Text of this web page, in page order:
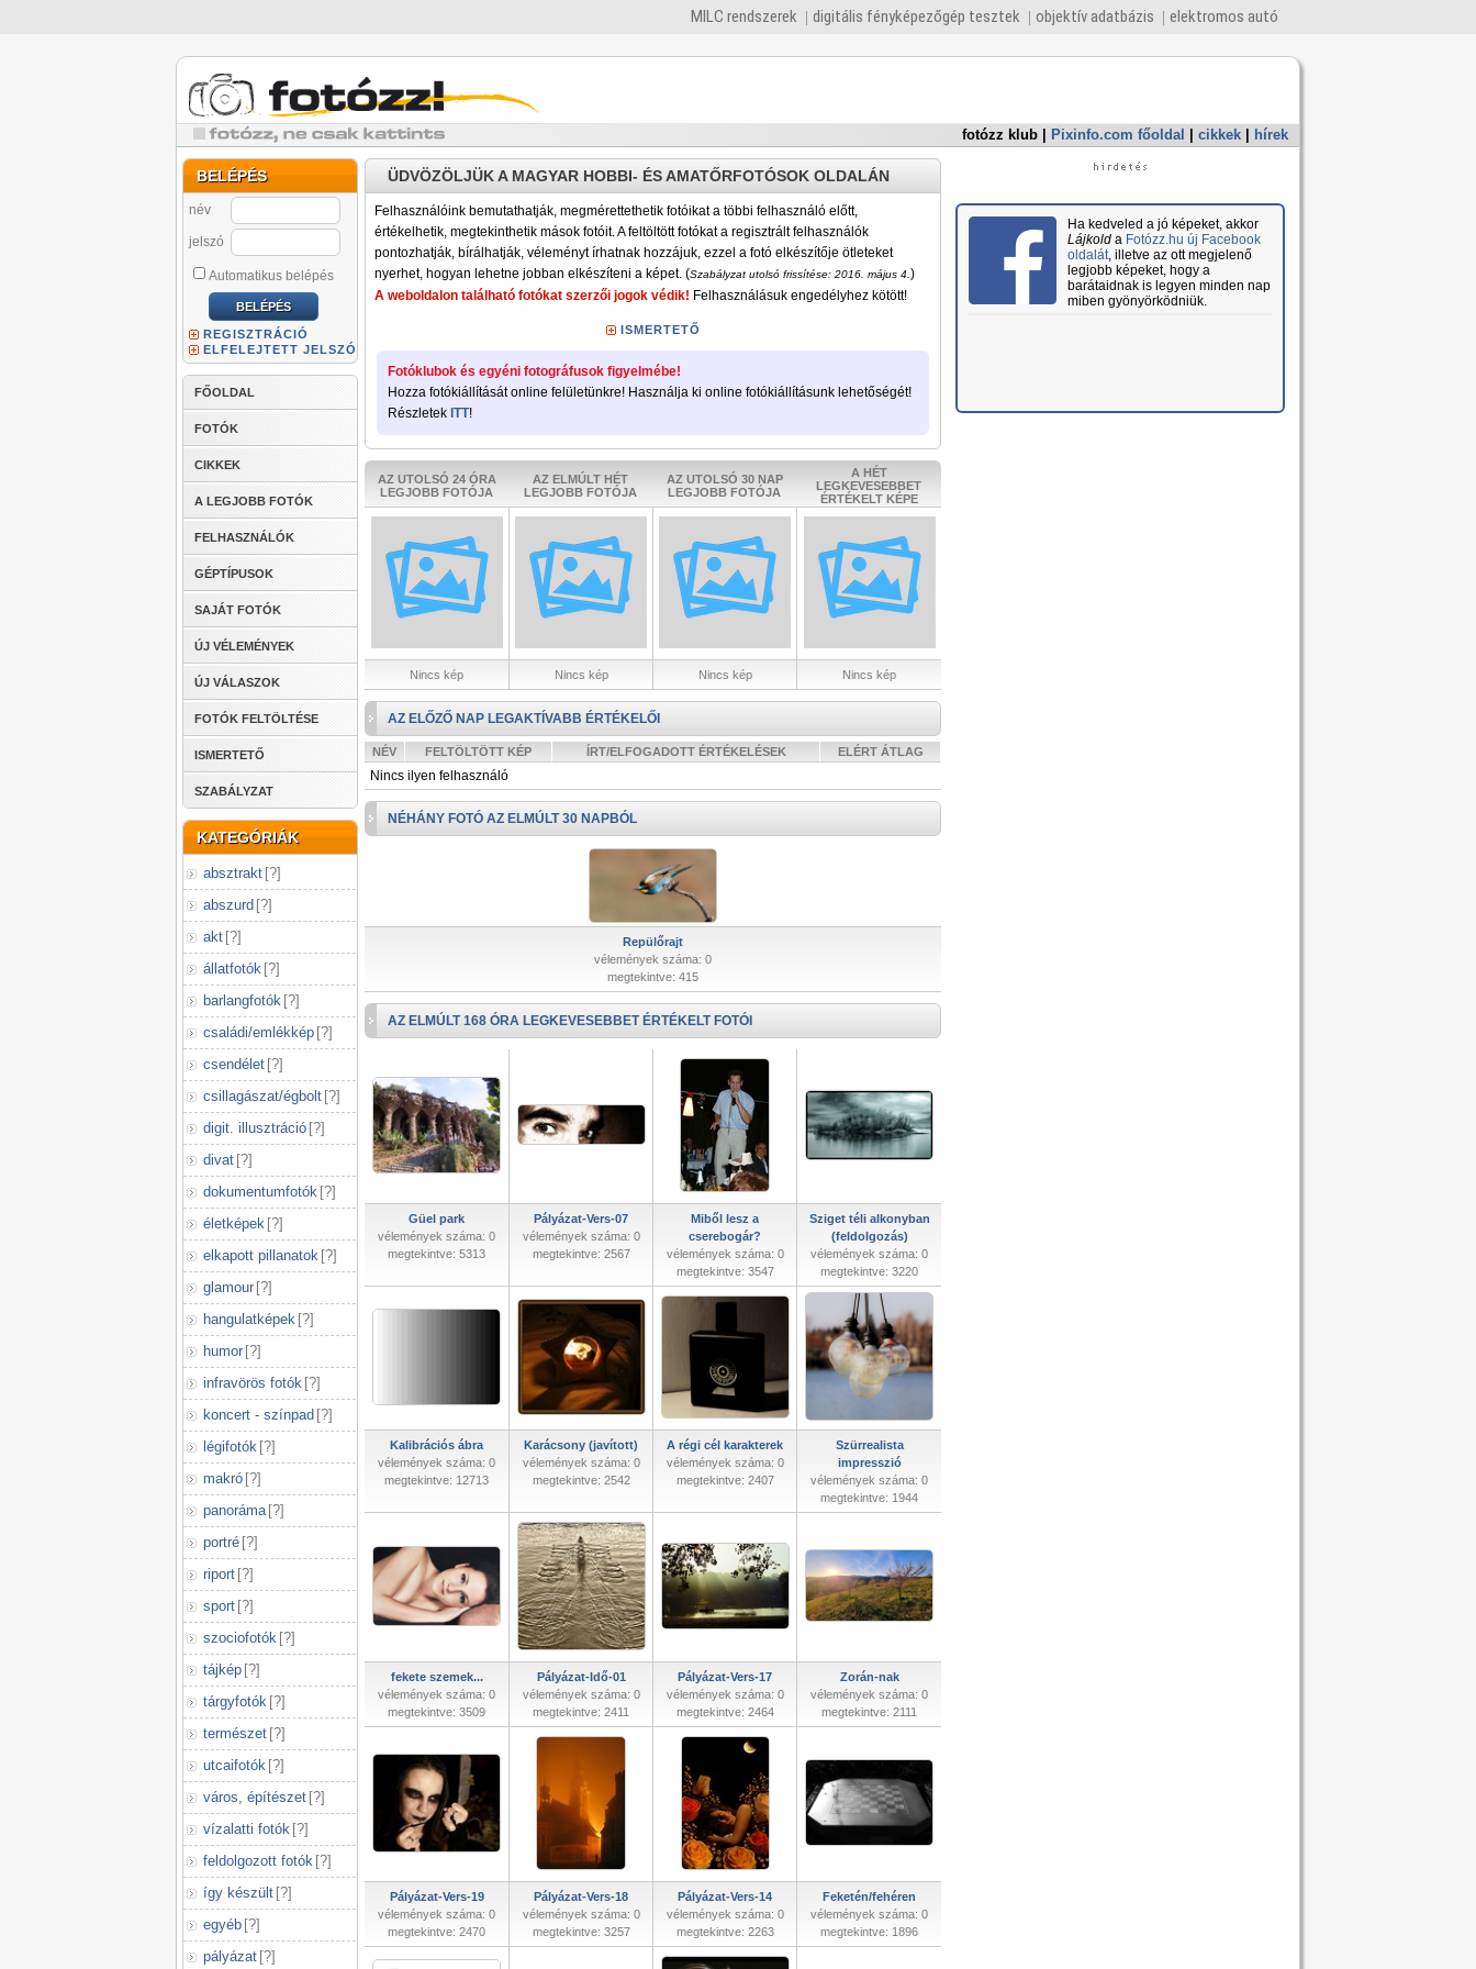
MILC rendszerek digitális fényképezőgép tesztek objektív adatbázis elektromos autó
fotózz klub Pixinfo.com főoldal cikkek hírek
BELÉPÉS
név
jelszó
Automatikus belépés
REGISZTRÁCIÓ
ELFELEJTETT JELSZÓ
FŐOLDAL
FOTÓK
CIKKEK
A LEGJOBB FOTÓK
FELHASZNÁLÓK
GÉPTÍPUSOK
SAJÁT FOTÓK
ÚJ VÉLEMÉNYEK
ÚJ VÁLASZOK
FOTÓK FELTÖLTÉSE
ISMERTETŐ
SZABÁLYZAT
KATEGÓRIÁK
absztrakt [?]
abszurd [?]
akt [?]
állatfotók [?]
barlangfotók [?]
családi/emlékkép [?]
csendélet [?]
csillagászat/égbolt [?]
digit. illusztráció [?]
divat [?]
dokumentumfotók [?]
életképek [?]
elkapott pillanatok [?]
glamour [?]
hangulatképek [?]
humor [?]
infravörös fotók [?]
koncert - színpad [?]
légifotók [?]
makró [?]
panoráma [?]
portré [?]
riport [?]
sport [?]
szociofotók [?]
tájkép [?]
tárgyfotók [?]
természet [?]
utcaifotók [?]
város, építészet [?]
vízalatti fotók [?]
feldolgozott fotók [?]
így készült [?]
egyéb [?]
pályázat [?]
ÜDVÖZÖLJÜK A MAGYAR HOBBI- ÉS AMATŐRFOTÓSOK OLDALÁN
Felhasználóink bemutathatják, megmérettethetik fotóikat a többi felhasználó előtt,
értékelhetik, megtekinthetik mások fotóit. A feltöltött fotókat a regisztrált felhasználók
pontozhatják, bírálhatják, véleményt írhatnak hozzájuk, ezzel a fotó elkészítője ötleteket
nyerhet, hogyan lehetne jobban elkészíteni a képet. (Szabályzat utolsó frissítése: 2016. május 4. )
A weboldalon található fotókat szerzői jogok védik! Felhasználásuk engedélyhez kötött!
ISMERTETŐ
Fotóklubok és egyéni fotográfusok figyelmébe!
Hozza fotókiállítását online felületünkre! Használja ki online fotókiállításunk lehetőségét!
Részletek ITT!
AZ UTOLSÓ 24 ÓRA
LEGJOBB FOTÓJA
AZ ELMÚLT HÉT
LEGJOBB FOTÓJA
AZ UTOLSÓ 30 NAP
LEGJOBB FOTÓJA
A HÉT
LEGKEVESEBBET
ÉRTÉKELT KÉPE
Nincs kép Nincs kép Nincs kép Nincs kép
AZ ELŐZŐ NAP LEGAKTÍVABB ÉRTÉKELŐI
NÉV FELTÖLTÖTT KÉP ÍRT/ELFOGADOTT ÉRTÉKELÉSEK ELÉRT ÁTLAG
Nincs ilyen felhasználó
NÉHÁNY FOTÓ AZ ELMÚLT 30 NAPBÓL
Repülőrajt
vélemények száma: 0
megtekintve: 415
AZ ELMÚLT 168 ÓRA LEGKEVESEBBET ÉRTÉKELT FOTÓI
Güel park
vélemények száma: 0
megtekintve: 5313
Pályázat-Vers-07
vélemények száma: 0
megtekintve: 2567
Miből lesz a
cserebogár?
vélemények száma: 0
megtekintve: 3547
Sziget téli alkonyban
(feldolgozás)
vélemények száma: 0
megtekintve: 3220
Kalibrációs ábra
vélemények száma: 0
megtekintve: 12713
Karácsony (javított)
vélemények száma: 0
megtekintve: 2542
A régi cél karakterek
vélemények száma: 0
megtekintve: 2407
Szürrealista
impresszió
vélemények száma: 0
megtekintve: 1944
fekete szemek...
vélemények száma: 0
megtekintve: 3509
Pályázat-Idő-01
vélemények száma: 0
megtekintve: 2411
Pályázat-Vers-17
vélemények száma: 0
megtekintve: 2464
Zorán-nak
vélemények száma: 0
megtekintve: 2111
Pályázat-Vers-19
vélemények száma: 0
megtekintve: 2470
Pályázat-Vers-18
vélemények száma: 0
megtekintve: 3257
Pályázat-Vers-14
vélemények száma: 0
megtekintve: 2263
Feketén/fehéren
vélemények száma: 0
megtekintve: 1896
Ha kedveled a jó képeket, akkor
Lájkolda Fotózz.hu új Facebook
oldalát, illetve az ott megjelenő
legjobb képeket, hogy a
barátaidnak is legyen minden nap
miben gyönyörködniük.